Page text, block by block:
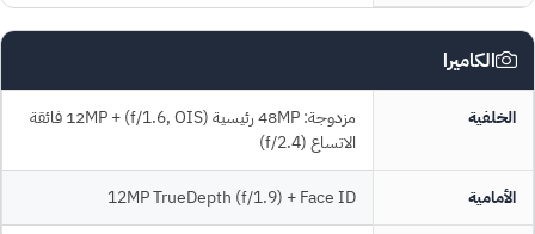
الكاميرا
الخلفية
مزدوجة: 48MP رئيسية (f/1.6, OIS) + 12MP فائقة
الاتساع (f/2.4)
الأمامية 12MP TrueDepth (f/1.9) + Face ID